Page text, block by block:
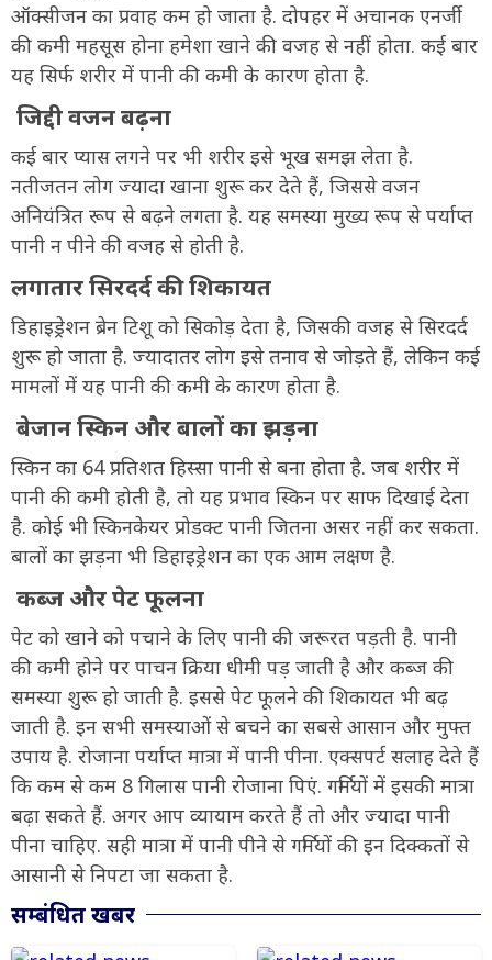
ऑक्सीजन का प्रवाह कम हो जाता है. दोपहर में अचानक एनर्जी
की कमी महसूस होना हमेशा खाने की वजह से नहीं होता. कई बार
यह सिर्फ शरीर में पानी की कमी के कारण होता है.
जिद्दी वजन बढ़ना
कई बार प्यास लगने पर भी शरीर इसे भूख समझ लेता है.
नतीजतन लोग ज्यादा खाना शुरू कर देते हैं, जिससे वजन
अनियंत्रित रूप से बढ़ने लगता है. यह समस्या मुख्य रूप से पर्याप्त
पानी न पीने की वजह से होती है.
लगातार सिरदर्द की शिकायत
डिहाइड्रेशन ब्रेन टिशू को सिकोड़ देता है, जिसकी वजह से सिरदर्द
शुरू हो जाता है. ज्यादातर लोग इसे तनाव से जोड़ते हैं, लेकिन कई
मामलों में यह पानी की कमी के कारण होता है.
बेजान स्किन और बालों का झड़ना
स्किन का 64 प्रतिशत हिस्सा पानी से बना होता है. जब शरीर में
पानी की कमी होती है, तो यह प्रभाव स्किन पर साफ दिखाई देता
है. कोई भी स्किनकेयर प्रोडक्ट पानी जितना असर नहीं कर सकता.
बालों का झड़ना भी डिहाइड्रेशन का एक आम लक्षण है.
कब्ज और पेट फूलना
पेट को खाने को पचाने के लिए पानी की जरूरत पड़ती है. पानी
की कमी होने पर पाचन क्रिया धीमी पड़ जाती है और कब्ज की
समस्या शुरू हो जाती है. इससे पेट फूलने की शिकायत भी बढ़
जाती है. इन सभी समस्याओं से बचने का सबसे आसान और मुफ्त
उपाय है. रोजाना पर्याप्त मात्रा में पानी पीना. एक्सपर्ट सलाह देते हैं
कि कम से कम 8 गिलास पानी रोजाना पिएं. गर्मियों में इसकी मात्रा
बढ़ा सकते हैं. अगर आप व्यायाम करते हैं तो और ज्यादा पानी
पीना चाहिए. सही मात्रा में पानी पीने से गर्मियों की इन दिक्कतों से
आसानी से निपटा जा सकता है.
सम्बंधित खबर